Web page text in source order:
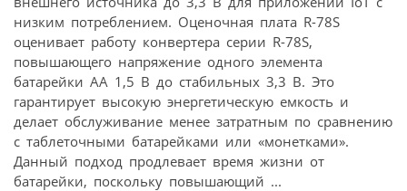
низким потреблением. Оценочная плата R-78S
оценивает работу конвертера серии R-78S,
повышающего напряжение одного элемента
батарейки AA 1,5 В до стабильных 3,3 В. Это
гарантирует высокую энергетическую емкость и
делает обслуживание менее затратным по сравнению
с таблеточными батарейками или «монетками».
Данный подход продлевает время жизни от
батарейки, поскольку повышающий ...